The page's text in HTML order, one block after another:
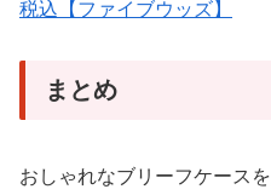
税込【ファイブウッズ】
まとめ
おしゃれなブリーフケースを